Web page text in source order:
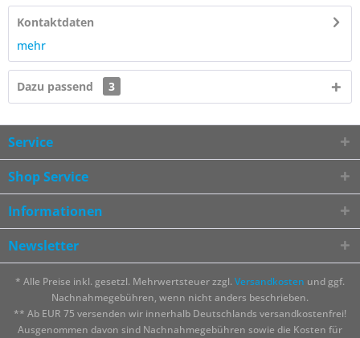
Kontaktdaten
mehr
Dazu passend 3
Service
Shop Service
Informationen
Newsletter
* Alle Preise inkl. gesetzl. Mehrwertsteuer zzgl. Versandkosten und ggf.
Nachnahmegebühren, wenn nicht anders beschrieben.
** Ab EUR 75 versenden wir innerhalb Deutschlands versandkostenfrei!
Ausgenommen davon sind Nachnahmegebühren sowie die Kosten für